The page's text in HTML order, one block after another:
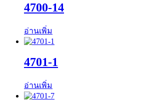
4700-14
อ่านเพิ่ม
4701-1
อ่านเพิ่ม